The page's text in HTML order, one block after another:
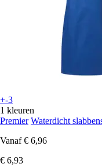
+-3
1 kleuren
Premier Waterdicht
Vanaf € 6,96
€ 6,93